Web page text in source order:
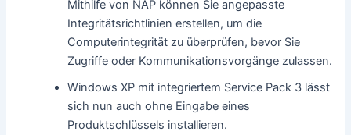
Mithilfe von NAP können Sie angepasste
Integritätsrichtlinien erstellen, um die
Computerintegrität zu überprüfen, bevor Sie
Zugriffe oder Kommunikationsvorgänge zulassen.
Windows XP mit integriertem Service Pack 3 lässt
sich nun auch ohne Eingabe eines
Produktschlüssels installieren.